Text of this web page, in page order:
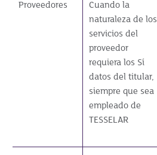
Proveedores
Cuando la
naturaleza de los
servicios del
proveedor
requiera los Sí
datos del titular,
siempre que sea
empleado de
TESSELAR